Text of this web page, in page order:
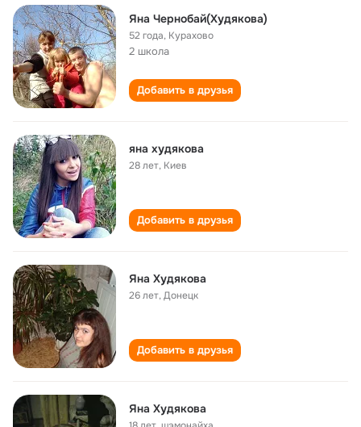
Яна Чернобай(Худякова)
52 года, Курахово
2 школа
Добавить в друзья
яна худякова
28 лет, Киев
Добавить в друзья
Яна Худякова
26 лет,Донецк
Добавить в друзья
Яна Худякова